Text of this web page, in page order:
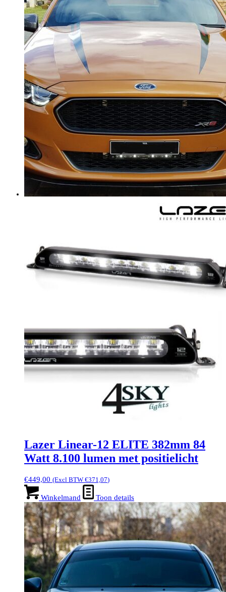
Lazer Linear-12 ELITE 382mm 84
Watt 8.100 lumen met positielicht
€449,00 (Excl BTW €371,07)
Winkelmand Toon details